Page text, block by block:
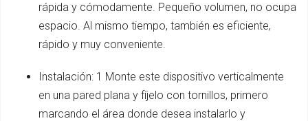
rápida y cómodamente. Pequeño volumen, no ocupa
espacio. Al mismo tiempo, también es eficiente,
rápido y muy conveniente.
Instalación: 1 Monte este dispositivo verticalmente
en una pared plana y fíjelo con tornillos, primero
marcando el área donde desea instalarlo y